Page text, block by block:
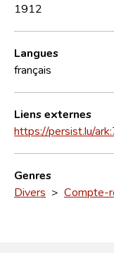
1912
Langues
français
Liens externes
https://persist.lu/
Genres
Divers > Compte-